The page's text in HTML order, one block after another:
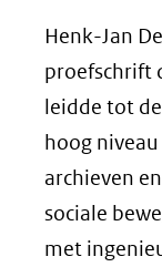
Henk-Jan
proefschrift
leidde tot
hoog
archieven
sociale
met